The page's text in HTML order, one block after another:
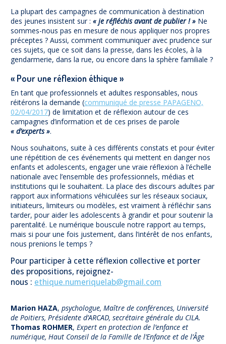
La plupart des campagnes de communication à destination
des jeunes insistent sur : « je réfléchis avant de publier ! » Ne
sommes-nous pas en mesure de nous appliquer nos propres
préceptes ? Aussi, comment communiquer avec prudence sur
ces sujets, que ce soit dans la presse, dans les écoles, à la
gendarmerie, dans la rue, ou encore dans la sphère familiale ?
« Pour une réflexion éthique »
En tant que professionnels et adultes responsables, nous
réitérons la demande (communiqué de presse PAPAGENO,
02/04/2017) de limitation et de réflexion autour de ces
campagnes d’information et de ces prises de parole
« d’experts ».
Nous souhaitons, suite à ces différents constats et pour éviter
une répétition de ces événements qui mettent en danger nos
enfants et adolescents, engager une vraie réflexion à l’échelle
nationale avec l’ensemble des professionnels, médias et
institutions qui le souhaitent. La place des discours adultes par
rapport aux informations véhiculées sur les réseaux sociaux,
initiateurs, limiteurs ou modèles, est vraiment à réfléchir sans
tarder, pour aider les adolescents à grandir et pour soutenir la
parentalité. Le numérique bouscule notre rapport au temps,
mais si pour une fois justement, dans l’intérêt de nos enfants,
nous prenions le temps ?
Pour participer à cette réflexion collective et porter
des propositions, rejoignez-
nous : ethique.numeriquelab@gmail.com
Marion HAZA, psychologue, Maître de conférences, Université
de Poitiers, Présidente d’ARCAD, secrétaire générale du CILA.
Thomas ROHMER, Expert en protection de l’enfance et
numérique, Haut Conseil de la Famille de l’Enfance et de l’Âge